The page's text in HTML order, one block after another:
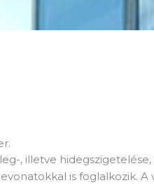
, illetve
is foglalkozik. A